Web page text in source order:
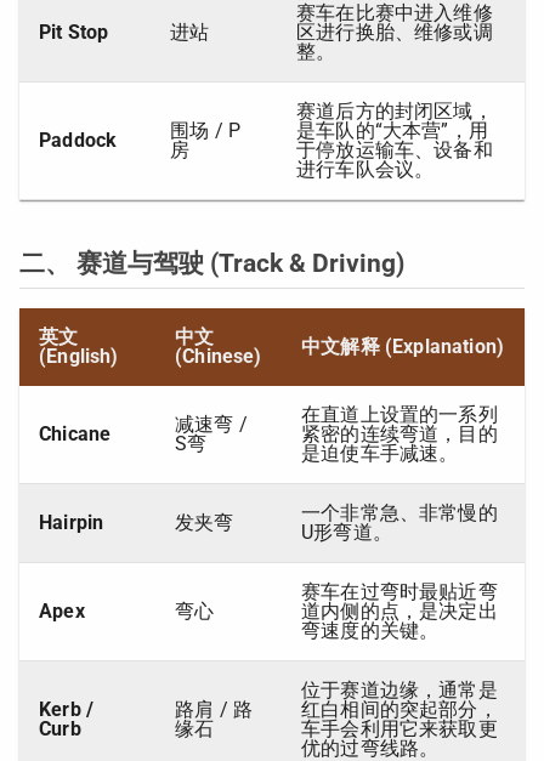
Pit Stop 进站
赛车在比赛中进入维修
区进行换胎、维修或调
整。
Paddock
围场 / P
房
赛道后方的封闭区域，
是车队的“大本营”，用
于停放运输车、设备和
进行车队会议。
二、 赛道与驾驶 (Track & Driving)
英文
(English)
中文
(Chinese)
中文解释 (Explanation)
Chicane
减速弯 /
S弯
在直道上设置的一系列
紧密的连续弯道，目的
是迫使车手减速。
Hairpin 发夹弯
一个非常急、非常慢的
U形弯道。
Apex 弯心
赛车在过弯时最贴近弯
道内侧的点，是决定出
弯速度的关键。
Kerb /
Curb
路肩 / 路
缘石
位于赛道边缘，通常是
红白相间的突起部分，
车手会利用它来获取更
优的过弯线路。